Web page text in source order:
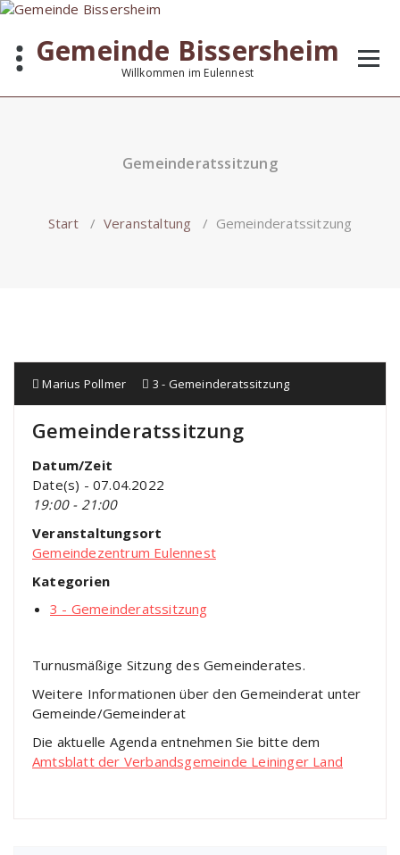
Zum
springenGemeinde Bissersheim
Willkommen im Eulennest
Gemeinderatssitzung
Start / Veranstaltung / Gemeinderatssitzung
Marius Pollmer 3 - Gemeinderatssitzung
Gemeinderatssitzung
Datum/Zeit
Date(s) - 07.04.2022
19:00 - 21:00
Veranstaltungsort
Gemeindezentrum Eulennest
Kategorien
3 - Gemeinderatssitzung
Turnusmäßige Sitzung des Gemeinderates.
Weitere Informationen über den Gemeinderat unter
Gemeinde/Gemeinderat
Die aktuelle Agenda entnehmen Sie bitte dem
Amtsblatt der Verbandsgemeinde Leininger Land